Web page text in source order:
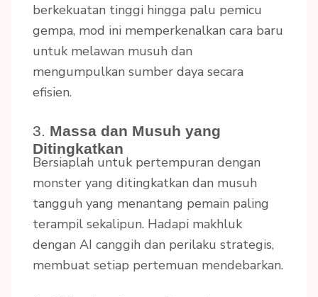
berkekuatan tinggi hingga palu pemicu
gempa, mod ini memperkenalkan cara baru
untuk melawan musuh dan
mengumpulkan sumber daya secara
efisien.
3. Massa dan Musuh yang
Ditingkatkan
Bersiaplah untuk pertempuran dengan
monster yang ditingkatkan dan musuh
tangguh yang menantang pemain paling
terampil sekalipun. Hadapi makhluk
dengan AI canggih dan perilaku strategis,
membuat setiap pertemuan mendebarkan.